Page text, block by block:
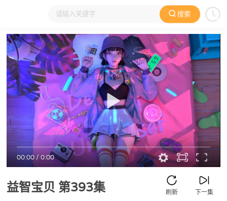
搜索
大家在看 日本动漫 国产动漫 欧美动漫 动漫电影
00:00/0:00
益智宝贝 第393集 下一集
刷新